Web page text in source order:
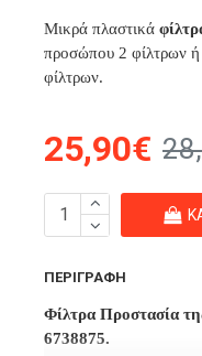
Μικρά πλαστικά
προσώπου 2 φίλτρων
φίλτρων.
25,90€
ΠΕΡΙΓΡΑΦΉ
Φίλτρα Προστασία
6738875.